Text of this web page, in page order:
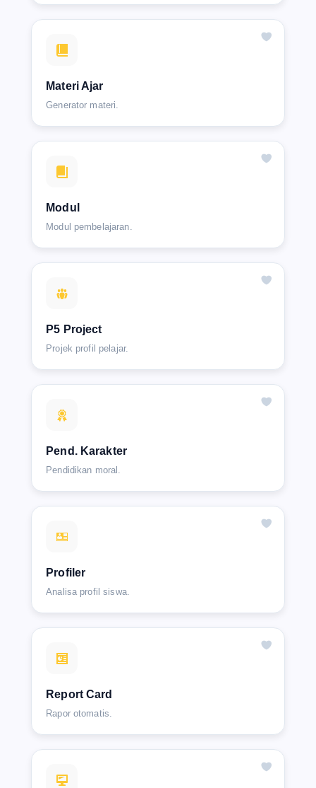
Materi Ajar
Generator materi.
Modul
Modul pembelajaran.
P5 Project
Projek profil pelajar.
Pend. Karakter
Pendidikan moral.
Profiler
Analisa profil siswa.
Report Card
Rapor otomatis.